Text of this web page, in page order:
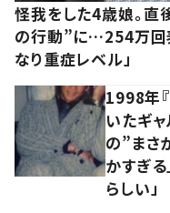
怪我をした4歳娘。直
の行動”に…254万回表
なり重症レベル」
1998年
いたギ
の”まさ
かすぎる
らしい」